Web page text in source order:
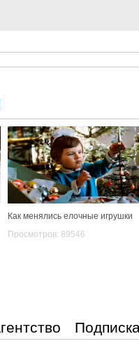
Как менялись елочные игрушки
Просмотров: 89546